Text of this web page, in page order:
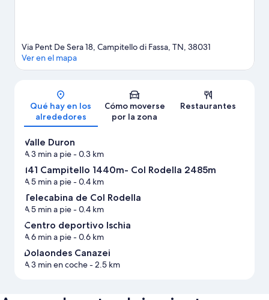
Mapa
Via Pent De Sera 18, Campitello di Fassa, TN, 38031
Ver en el mapa
Qué hay en los
alrededores
Cómo moverse
por la zona
Restaurantes
Valle Duron
A 3 min a pie- 0.3 km
141 Campitello 1440m- Col Rodella 2485m
A 5 min a pie- 0.4 km
Telecabina de Col Rodella
A 5 min a pie- 0.4 km
Centro deportivo Ischia
A 6 min a pie- 0.6 km
Dolaondes Canazei
A 3 min en coche- 2.5 km